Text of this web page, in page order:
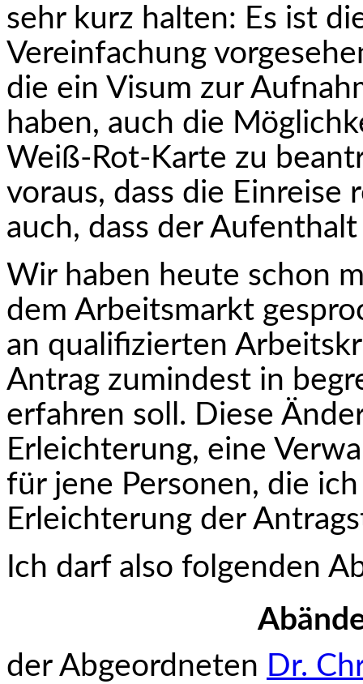
sehr kurz halten: Es ist
Vereinfachung
die ein Visum zur
haben, auch die
Weiß-Rot-Karte zu
voraus, dass die
auch, dass der
Wir haben heute schon
dem Arbeitsmarkt
an qualifizierten
Antrag zumindest in
erfahren soll. Diese
Erleichterung, eine
für jene Personen, die
Erleichterung der
Ich darf also folgenden
der Abgeordneten Dr.